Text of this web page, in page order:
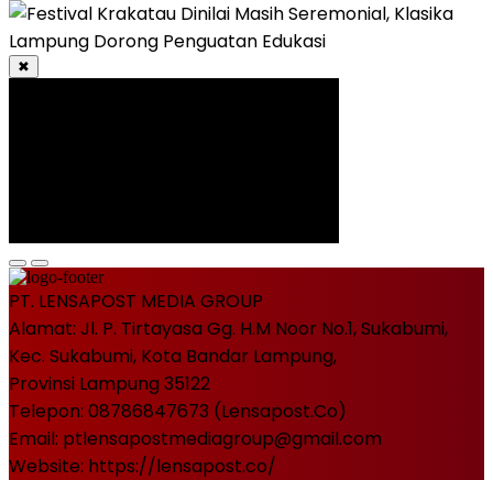
✖
PT. LENSAPOST MEDIA GROUP
Alamat: Jl. P. Tirtayasa Gg. H.M Noor No.1, Sukabumi,
Kec. Sukabumi, Kota Bandar Lampung,
Provinsi Lampung 35122
Telepon: 08786847673 (Lensapost.Co)
Email: ptlensapostmediagroup@gmail.com
Website: https://lensapost.co/